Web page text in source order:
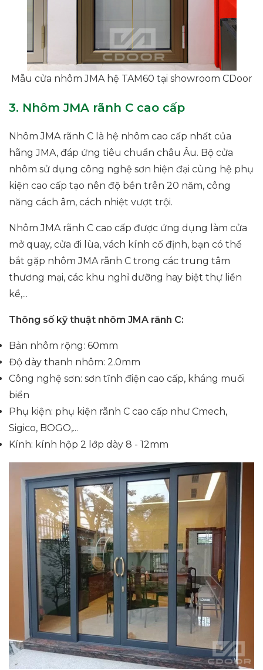
Mẫu cửa nhôm JMA hệ TAM60 tại showroom CDoor
3. Nhôm JMA rãnh C cao cấp
Nhôm JMA rãnh C là hệ nhôm cao cấp nhất của
hãng JMA, đáp ứng tiêu chuẩn châu Âu. Bộ cửa
nhôm sử dụng công nghệ sơn hiện đại cùng hệ phụ
kiện cao cấp tạo nên độ bền trên 20 năm, công
năng cách âm, cách nhiệt vượt trội.
Nhôm JMA rãnh C cao cấp được ứng dụng làm cửa
mở quay, cửa đi lùa, vách kính cố định, bạn có thể
bắt gặp nhôm JMA rãnh C trong các trung tâm
thương mại, các khu nghỉ dưỡng hay biệt thự liền
kề,...
Thông số kỹ thuật nhôm JMA rãnh C:
Bản nhôm rộng: 60mm
Độ dày thanh nhôm: 2.0mm
Công nghệ sơn: sơn tĩnh điện cao cấp, kháng muối
biển
Phụ kiện: phụ kiện rãnh C cao cấp như Cmech,
Sigico, BOGO,...
Kính: kính hộp 2 lớp dày 8 - 12mm